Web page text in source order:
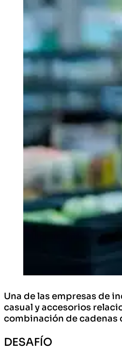
Una de las empresas de
casual y accesorios
combinación de cadenas
DESAFÍO